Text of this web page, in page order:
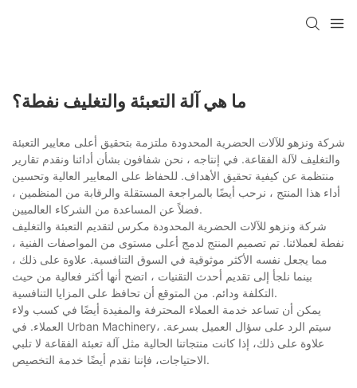
ما هي آلة التعبئة والتغليف نفطة؟
شركة ونزهو للآلات الحضرية المحدودة ملتزمة بتحقيق أعلى معايير التعبئة
والتغليف لآلة الفقاعة. في إنتاجه ، نحن شفافون بشأن أدائنا ونقدم تقارير
منتظمة عن كيفية تحقيق الأهداف. للحفاظ على المعايير العالية وتحسين
أداء هذا المنتج ، نرحب أيضًا بالمراجعة المستقلة والرقابة من المنظمين ،
فضلاً عن المساعدة من الشركاء العالميين.
شركة ونزهو للآلات الحضرية المحدودة مكرس لتقديم التعبئة والتغليف
نفطة لعملائنا. تم تصميم المنتج لدمج أعلى مستوى من المواصفات الفنية ،
مما يجعل نفسه الأكثر موثوقية في السوق التنافسية. علاوة على ذلك ،
بينما نلجأ إلى تقديم أحدث التقنيات ، اتضح أنها أكثر فعالية من حيث
التكلفة ودائم. من المتوقع أن تحافظ على المزايا التنافسية.
يمكن أن تساعد خدمة العملاء المحترفة والمفيدة أيضًا في كسب ولاء
العملاء. في Urban Machinery، سيتم الرد على سؤال العميل بسرعة.
علاوة على ذلك، إذا كانت منتجاتنا الحالية مثل آلة تعبئة الفقاعة لا تلبي
الاحتياجات، فإننا نقدم أيضًا خدمة التخصيص.